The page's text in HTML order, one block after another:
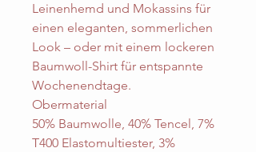
Leinenhemd und Mokassins für
einen eleganten, sommerlichen
Look – oder mit einem lockeren
Baumwoll-Shirt für entspannte
Wochenendtage.
Obermaterial
50% Baumwolle, 40% Tencel, 7%
T400 Elastomultiester, 3%